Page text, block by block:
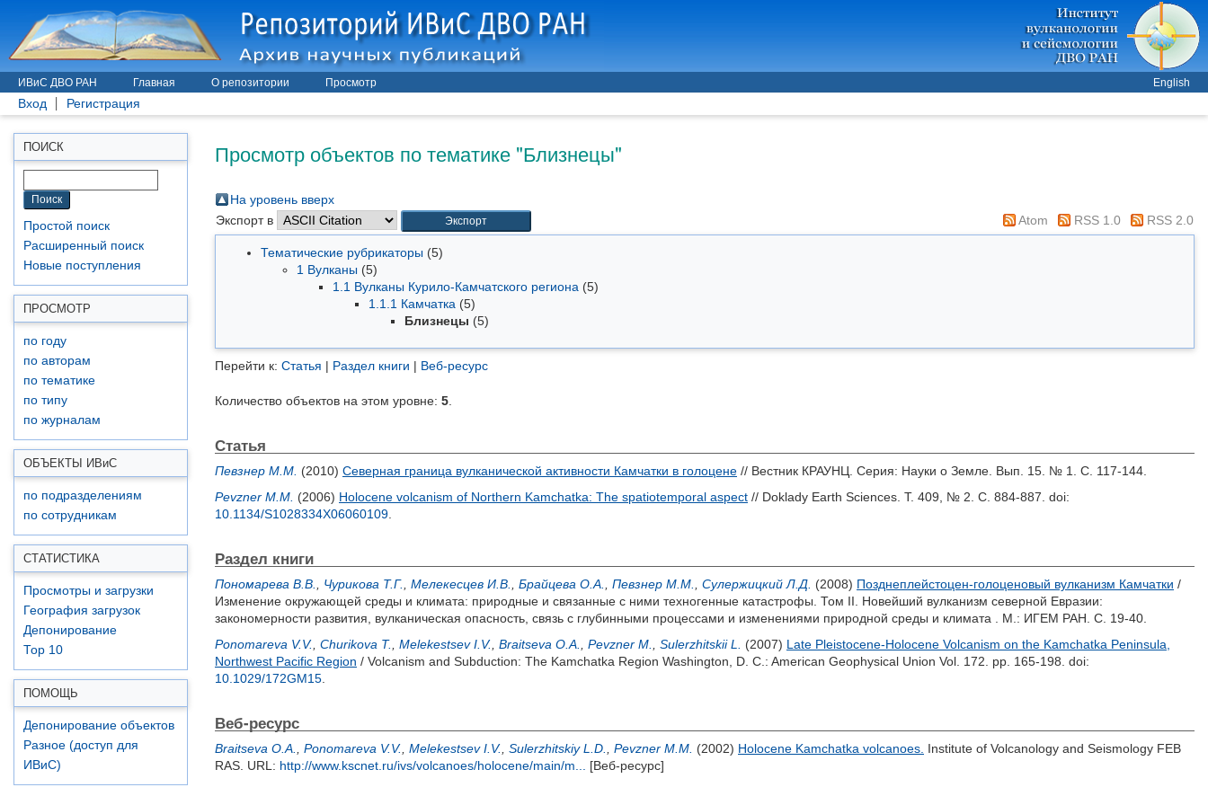
ИВиС ДВО РАН Главная О репозитории Просмотр English
Вход Регистрация
ПОИСК
Простой поиск
Расширенный поиск
Новые поступления
ПРОСМОТР
по году
по авторам
по тематике
по типу
по журналам
ОБЪЕКТЫ ИВиС
по подразделениям
по сотрудникам
СТАТИСТИКА
Просмотры и загрузки
География загрузок
Депонирование
Top 10
ПОМОЩЬ
Депонирование объектов
Разное (доступ для
ИВиС)
Просмотр объектов по тематике "Близнецы"
На уровень вверх
Экспорт в
Atom RSS 1.0 RSS 2.0
Тематические рубрикаторы (5)
1 Вулканы (5)
1.1 Вулканы Курило-Камчатского региона (5)
1.1.1 Камчатка (5)
Близнецы (5)
Перейти к: Статья | Раздел книги | Веб-ресурс
Количество объектов на этом уровне: 5
Статья
Певзнер М.М. (2010) Северная граница вулканической активности Камчатки в голоцене // Вестник КРАУНЦ. Серия: Науки о Земле. Вып. 15. № 1. С. 117-144.
Pevzner M.M. (2006) Holocene volcanism of Northern Kamchatka: The spatiotemporal aspect // Doklady Earth Sciences. Т. 409, № 2. С. 884-887. doi:
10.1134/S1028334X06060109
Раздел книги
Пономарева В.В. Чурикова Т.Г. Мелекесцев И.В. Брайцева О.А. Певзнер М.М. Сулержицкий Л.Д. (2008) Позднеплейстоцен-голоценовый вулканизм Камчатки /
Изменение окружающей среды и климата: природные и связанные с ними техногенные катастрофы. Том II. Новейший вулканизм северной Евразии:
закономерности развития, вулканическая опасность, связь с глубинными процессами и изменениями природной среды и климата . М.: ИГЕМ РАН. С. 19-40.
Ponomareva V.V. Churikova T. Melekestsev I.V. Braitseva O.A. Pevzner M. Sulerzhitskii L. (2007) Late Pleistocene-Holocene Volcanism on the Kamchatka Peninsula,
Northwest Pacific Region / Volcanism and Subduction: The Kamchatka Region Washington, D. C.: American Geophysical Union Vol. 172. pp. 165-198. doi:
10.1029/172GM15
Веб-ресурс
Braitseva O.A. Ponomareva V.V. Melekestsev I.V. Sulerzhitskiy L.D. Pevzner M.M. (2002) Holocene Kamchatka volcanoes. Institute of Volcanology and Seismology FEB
RAS. URL: http://www.kscnet.ru/ivs/volcanoes/holocene/main/m... [Веб-ресурс]